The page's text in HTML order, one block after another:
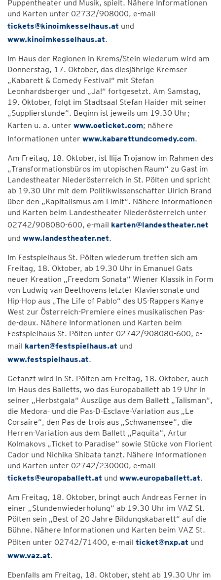
Puppentheater und Musik, spielt. Nähere Informationen
und Karten unter 02732/908000, e-mail
tickets@kinoimkesselhaus.at und
www.kinoimkesselhaus.at.
Im Haus der Regionen in Krems/Stein wiederum wird am
Donnerstag, 17. Oktober, das diesjährige Kremser
„Kabarett & Comedy Festival“ mit Stefan
Leonhardsberger und „Ja!“ fortgesetzt. Am Samstag,
19. Oktober, folgt im Stadtsaal Stefan Haider mit seiner
„Supplierstunde“. Beginn ist jeweils um 19.30 Uhr;
Karten u. a. unter www.oeticket.com; nähere
Informationen unter www.kabarettundcomedy.com.
Am Freitag, 18. Oktober, ist Ilija Trojanow im Rahmen des
„Transformationsbüros im utopischen Raum“ zu Gast im
Landestheater Niederösterreich in St. Pölten und spricht
ab 19.30 Uhr mit dem Politikwissenschafter Ulrich Brand
über den „Kapitalismus am Limit“. Nähere Informationen
und Karten beim Landestheater Niederösterreich unter
02742/908080-600, e-mail karten@landestheater.net
und www.landestheater.net.
Im Festspielhaus St. Pölten wiederum treffen sich am
Freitag, 18. Oktober, ab 19.30 Uhr in Emanuel Gats
neuer Kreation „Freedom Sonata“ Wiener Klassik in Form
von Ludwig van Beethovens letzter Klaviersonate und
Hip-Hop aus „The Life of Pablo“ des US-Rappers Kanye
West zur Österreich-Premiere eines musikalischen Pas-
de-deux. Nähere Informationen und Karten beim
Festspielhaus St. Pölten unter 02742/908080-600, e-
mail karten@festspielhaus.at und
www.festspielhaus.at.
Getanzt wird in St. Pölten am Freitag, 18. Oktober, auch
im Haus des Balletts, wo das Europaballett ab 19 Uhr in
seiner „Herbstgala“ Auszüge aus dem Ballett „Talisman“,
die Medora- und die Pas-D-Esclave-Variation aus „Le
Corsaire“, den Pas-de-trois aus „Schwanensee“, die
Herren-Variation aus dem Ballett „Paquita“, Artur
Kolmakovs „Ticket to Paradise“ sowie Stücke von Florient
Cador und Nichika Shibata tanzt. Nähere Informationen
und Karten unter 02742/230000, e-mail
tickets@europaballett.at und www.europaballett.at.
Am Freitag, 18. Oktober, bringt auch Andreas Ferner in
einer „Stundenwiederholung“ ab 19.30 Uhr im VAZ St.
Pölten sein „Best of 20 Jahre Bildungskabarett“ auf die
Bühne. Nähere Informationen und Karten beim VAZ St.
Pölten unter 02742/71400, e-mail ticket@nxp.at und
www.vaz.at.
Ebenfalls am Freitag, 18. Oktober, steht ab 19.30 Uhr im